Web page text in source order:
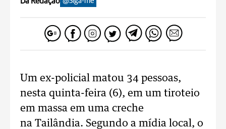
Um ex-policial matou 34 pessoas,
nesta quinta-feira (6), em um tiroteio
em massa em uma creche
na Tailândia. Segundo a mídia local, o